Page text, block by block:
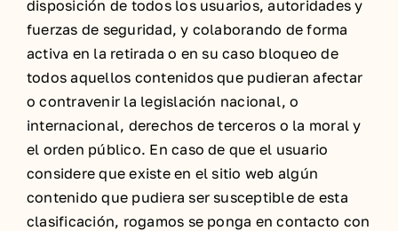
disposición de todos los usuarios, autoridades y
fuerzas de seguridad, y colaborando de forma
activa en la retirada o en su caso bloqueo de
todos aquellos contenidos que pudieran afectar
o contravenir la legislación nacional, o
internacional, derechos de terceros o la moral y
el orden público. En caso de que el usuario
considere que existe en el sitio web algún
contenido que pudiera ser susceptible de esta
clasificación, rogamos se ponga en contacto con